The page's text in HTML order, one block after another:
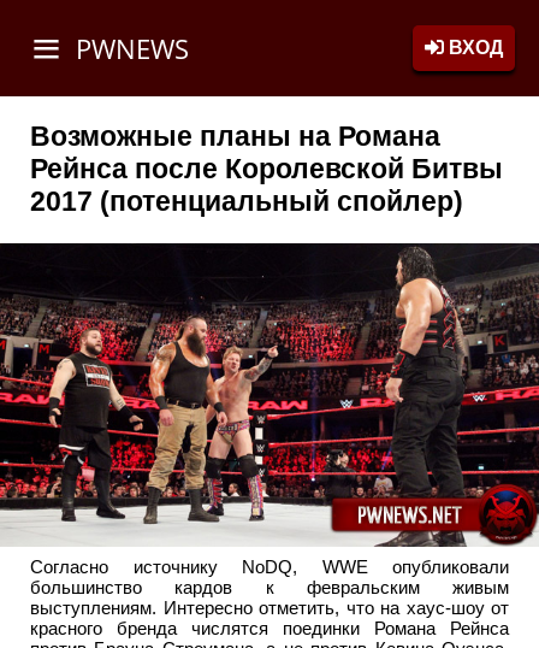
PWNEWS ВХОД
Возможные планы на Романа
Рейнса после Королевской Битвы
2017 (потенциальный спойлер)
Согласно источнику NoDQ, WWE опубликовали
большинство кардов к февральским живым
выступлениям. Интересно отметить, что на хаус-шоу от
красного бренда числятся поединки Романа Рейнса